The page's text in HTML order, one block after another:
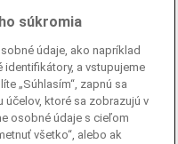
na
OSN
proti
súkromia
údaje, ako napríklad
a vstupujeme
„Súhlasím“, zapnú sa
ktoré sa zobrazujú v
osobné údaje s cieľom
všetko“, alebo ak